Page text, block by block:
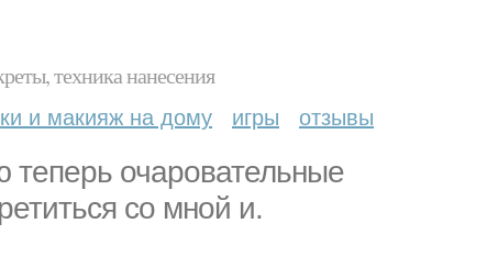
техника нанесения
и макияж на дому игры отзывы
теперь очаровательные
со мной и.